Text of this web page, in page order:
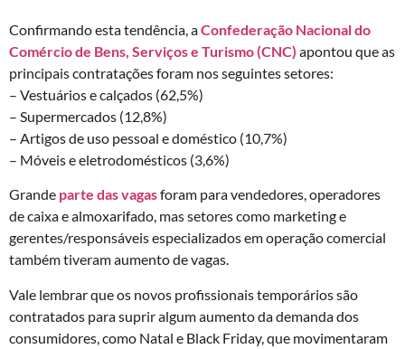
Confirmando esta tendência, aConfederação Nacional do
Comércio de Bens, Serviços e Turismo (CNC) apontou que as
principais contratações foram nos seguintes setores:
– Vestuários e calçados (62,5%)
– Supermercados (12,8%)
– Artigos de uso pessoal e doméstico (10,7%)
– Móveis e eletrodomésticos (3,6%)
Grande parte das vagasforam para vendedores, operadores
de caixa e almoxarifado, mas setores como marketing e
gerentes/responsáveis especializados em operação comercial
também tiveram aumento de vagas.
Vale lembrar que os novos profissionais temporários são
contratados para suprir algum aumento da demanda dos
consumidores, como Natal e Black Friday, que movimentaram